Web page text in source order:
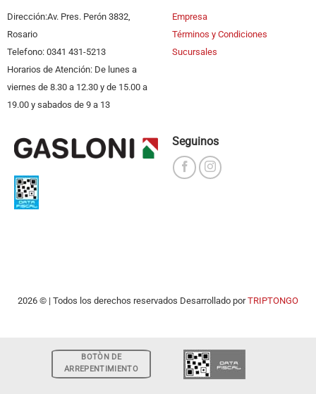
Dirección:Av. Pres. Perón 3832,
Rosario
Telefono: 0341 431-5213
Horarios de Atención: De lunes a
viernes de 8.30 a 12.30 y de 15.00 a
19.00 y sabados de 9 a 13
Empresa
Términos y Condiciones
Sucursales
Seguinos
2026 © | Todos los derechos reservados Desarrollado porTRIPTONGO
BOTÒN DE
ARREPENTIMIENTO